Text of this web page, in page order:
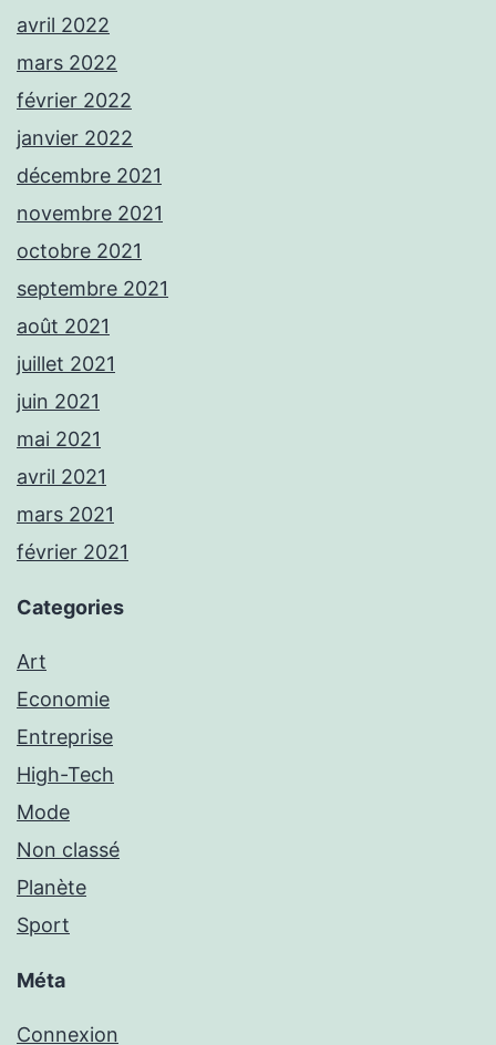
avril 2022
mars 2022
février 2022
janvier 2022
décembre 2021
novembre 2021
octobre 2021
septembre 2021
août 2021
juillet 2021
juin 2021
mai 2021
avril 2021
mars 2021
février 2021
Categories
Art
Economie
Entreprise
High-Tech
Mode
Non classé
Planète
Sport
Méta
Connexion